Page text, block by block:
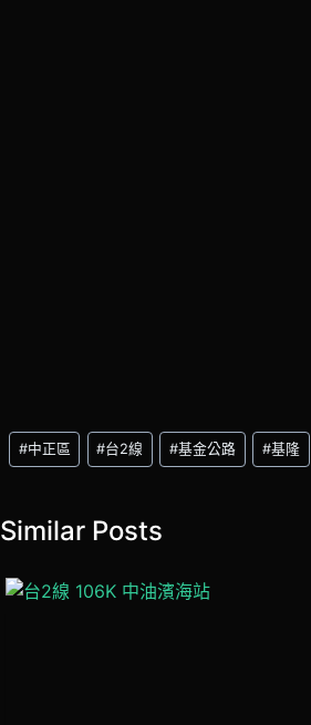
Post
Tags:
#中正區 #台2線 #基金公路 #基隆
Similar Posts